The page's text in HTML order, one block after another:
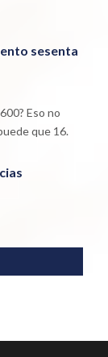
sesenta
Eso no
que 16.